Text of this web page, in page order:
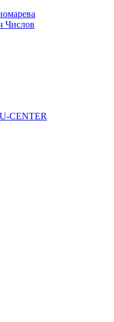
Числов
CENTER